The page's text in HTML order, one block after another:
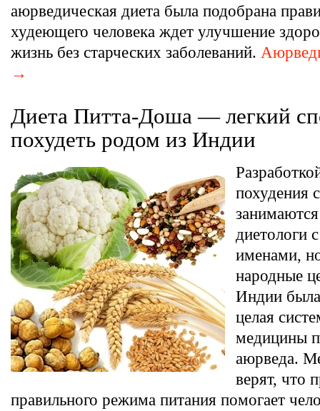
аюрведическая диета была подобрана
худеющего человека ждет улучшение
жизнь без старческих заболеваний.
→
Диета Питта-Доша — легкий
похудеть родом из Индии
похудения
диетологи
именами,
народные
Индии была
целая
медицины
аюрведа.
верят, что
правильного режима питания помогает